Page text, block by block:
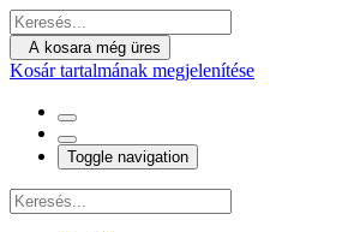
A kosara még üres
Kosár tartalmának megjelenítése
Toggle navigation